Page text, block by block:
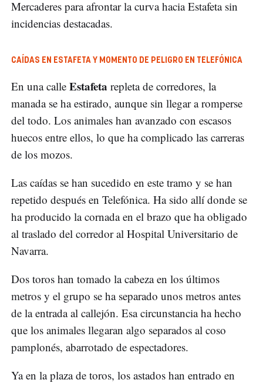
Mercaderes para afrontar la curva hacia Estafeta sin
incidencias destacadas.
CAÍDAS EN ESTAFETA Y MOMENTO DE PELIGRO EN TELEFÓNICA
En una calle Estafeta repleta de corredores, la
manada se ha estirado, aunque sin llegar a romperse
del todo. Los animales han avanzado con escasos
huecos entre ellos, lo que ha complicado las carreras
de los mozos.
Las caídas se han sucedido en este tramo y se han
repetido después en Telefónica. Ha sido allí donde se
ha producido la cornada en el brazo que ha obligado
al traslado del corredor al Hospital Universitario de
Navarra.
Dos toros han tomado la cabeza en los últimos
metros y el grupo se ha separado unos metros antes
de la entrada al callejón. Esa circunstancia ha hecho
que los animales llegaran algo separados al coso
pamplonés, abarrotado de espectadores.
Ya en la plaza de toros, los astados han entrado en